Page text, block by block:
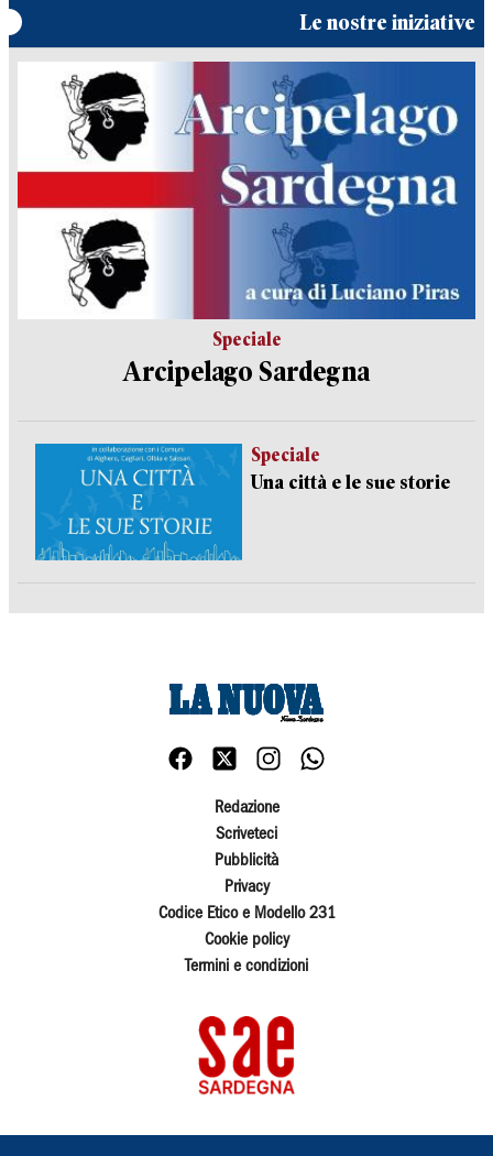
Le nostre iniziative
Speciale
Arcipelago Sardegna
Speciale
Una città e le sue storie
Redazione
Scriveteci
Pubblicità
Privacy
Codice Etico e Modello 231
Cookie policy
Termini e condizioni